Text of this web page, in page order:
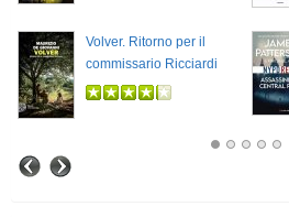
Volver. Ritorno per il
commissario Ricciardi